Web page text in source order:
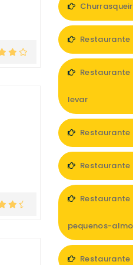
Restaurante
levar
Restaurante
pequenos-